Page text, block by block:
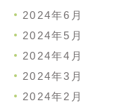
2024年6月
2024年5月
2024年4月
2024年3月
2024年2月